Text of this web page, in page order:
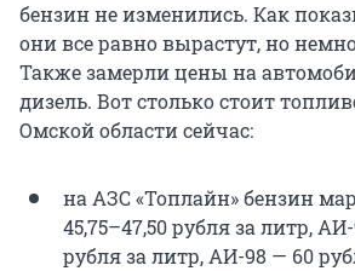
бензин не изменились. Как
они все равно вырастут, но
Также замерли цены на
дизель. Вот столько стоит
Омской области сейчас:
на АЗС «Топлайн» бензин
45,75–47,50 рубля за литр,
рубля за литр, АИ-98 — 60